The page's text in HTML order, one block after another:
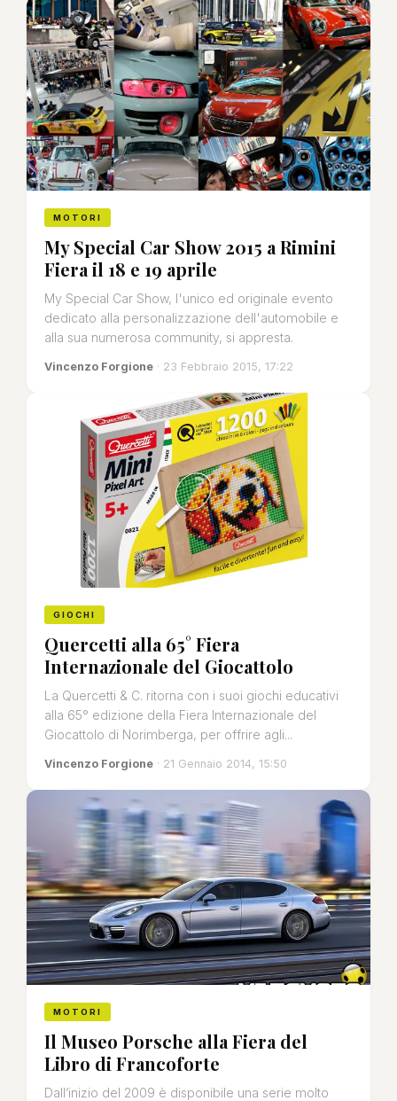
MOTORI
My Special Car Show 2015 a Rimini
Fiera il 18 e 19 aprile
My Special Car Show, l'unico ed originale evento
dedicato alla personalizzazione dell'automobile e
alla sua numerosa community, si appresta.
Vincenzo Forgione · 23 Febbraio 2015, 17:22
GIOCHI
Quercetti alla 65° Fiera
Internazionale del Giocattolo
La Quercetti & C. ritorna con i suoi giochi educativi
alla 65° edizione della Fiera Internazionale del
Giocattolo di Norimberga, per offrire agli...
Vincenzo Forgione · 21 Gennaio 2014, 15:50
MOTORI
Il Museo Porsche alla Fiera del
Libro di Francoforte
Dall’inizio del 2009 è disponibile una serie molto